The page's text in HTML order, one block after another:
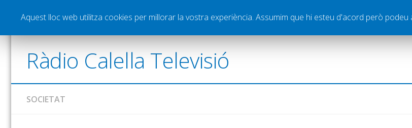
Notícies Esports Pòdcasts Vídeos Graella Publicitat Contacte
Ràdio Calella Televisió
SOCIETAT
Aquest lloc web utilitza cookies per millorar la vostra experiència. Assumim que hi esteu d'acord però podeu